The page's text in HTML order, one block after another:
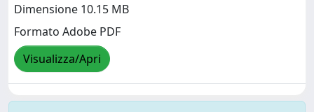
Dimensione 10.15 MB
Formato Adobe PDF
Visualizza/Apri